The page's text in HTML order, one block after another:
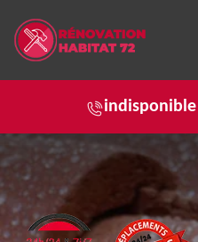
indisponible